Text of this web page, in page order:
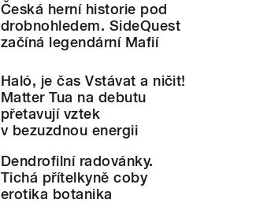
Česká herní historie pod
drobnohledem. SideQuest
začíná legendární Mafií
Haló, je čas Vstávat a ničit!
Matter Tua na debutu
přetavují vztek
v bezuzdnou energii
Dendrofilní radovánky.
Tichá přítelkyně coby
erotika botanika